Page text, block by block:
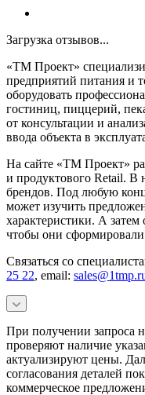
Загрузка отзывов...
«ТМ Проект»
предприятий питания и
оборудовать
гостиниц, пиццерий,
от консультации и
ввода объекта в
На сайте «ТМ Проект»
и продуктового Retail. В
брендов. Под любую
может изучить
характеристики. А
чтобы они сформировали
Связаться со
25 22, email:
При получении запроса
проверяют наличие
актуализируют цены.
согласования деталей
коммерческое